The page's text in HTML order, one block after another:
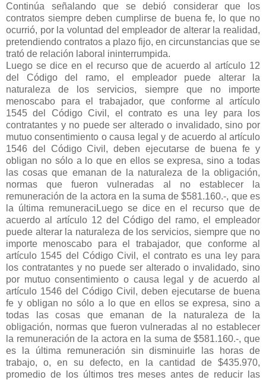
Continúa señalando que se debió considerar que los
contratos siempre deben cumplirse de buena fe, lo que no
ocurrió, por la voluntad del empleador de alterar la realidad,
pretendiendo contratos a plazo fijo, en circunstancias que se
trató de relación laboral ininterrumpida.
Luego se dice en el recurso que de acuerdo al artículo 12
del Código del ramo, el empleador puede alterar la
naturaleza de los servicios, siempre que no importe
menoscabo para el trabajador, que conforme al artículo
1545 del Código Civil, el contrato es una ley para los
contratantes y no puede ser alterado o invalidado, sino por
mutuo consentimiento o causa legal y de acuerdo al artículo
1546 del Código Civil, deben ejecutarse de buena fe y
obligan no sólo a lo que en ellos se expresa, sino a todas
las cosas que emanan de la naturaleza de la obligación,
normas que fueron vulneradas al no establecer la
remuneración de la actora en la suma de $581.160.-, que es
la última remuneraciLuego se dice en el recurso que de
acuerdo al artículo 12 del Código del ramo, el empleador
puede alterar la naturaleza de los servicios, siempre que no
importe menoscabo para el trabajador, que conforme al
artículo 1545 del Código Civil, el contrato es una ley para
los contratantes y no puede ser alterado o invalidado, sino
por mutuo consentimiento o causa legal y de acuerdo al
artículo 1546 del Código Civil, deben ejecutarse de buena
fe y obligan no sólo a lo que en ellos se expresa, sino a
todas las cosas que emanan de la naturaleza de la
obligación, normas que fueron vulneradas al no establecer
la remuneración de la actora en la suma de $581.160.-, que
es la última remuneración sin disminuirle las horas de
trabajo, o, en su defecto, en la cantidad de $435.970,
promedio de los últimos tres meses antes de reducir las